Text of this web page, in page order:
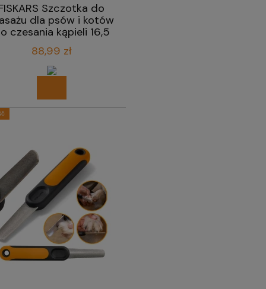
Szczotka do
dla psów i kotów
czesania kąpieli 16,5
88,99 zł